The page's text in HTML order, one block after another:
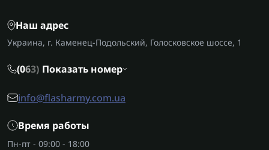
Наш адрес
Украина, г. Каменец-Подольский, Голосковское шоссе, 1
(063) Показать номер
info@flasharmy.com.ua
Время работы
Пн-пт - 09:00 - 18:00